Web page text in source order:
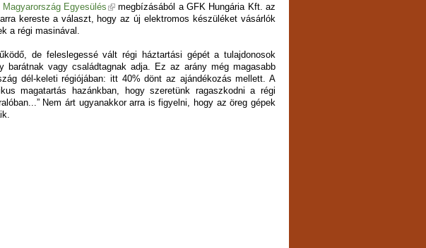
Magyarország Egyesülés
megbízásából a GFK Hungária Kft. az
kereste a választ, hogy az új elektromos készüléket vásárlók
a régi masinával.
de feleslegessé vált régi háztartási gépét a tulajdonosok
barátnak vagy családtagnak adja. Ez az arány még magasabb
dél-keleti régiójában: itt 40% dönt az ajándékozás mellett. A
magatartás hazánkban, hogy szeretünk ragaszkodni a régi
Nem árt ugyanakkor arra is figyelni, hogy az öreg gépek